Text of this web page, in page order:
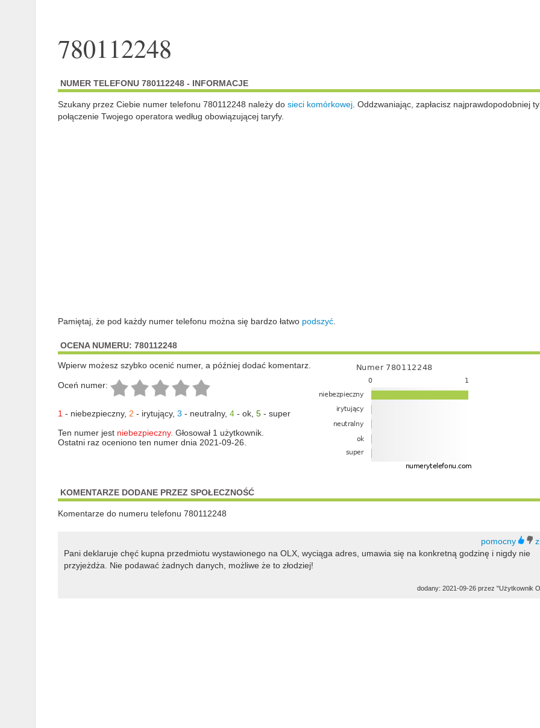
780112248
NUMER TELEFONU 780112248 - INFORMACJE
Szukany przez Ciebie numer telefonu 780112248 należy do sieci komórkowej. Oddzwaniając, zapłacisz najprawdopodobniej
połączenie Twojego operatora według obowiązującej taryfy.
Pamiętaj, że pod każdy numer telefonu można się bardzo łatwo podszyć.
OCENA NUMERU: 780112248
Wpierw możesz szybko ocenić numer, a później dodać komentarz.
Oceń numer:
1- niebezpieczny, 2 - irytujący, 3 - neutralny, 4- ok, 5- super
Ten numer jest niebezpieczny. Głosował 1 użytkownik.
Ostatni raz oceniono ten numer dnia 2021-09-26.
KOMENTARZE DODANE PRZEZ SPOŁECZNOŚĆ
Komentarze do numeru telefonu 780112248
Pani deklaruje chęć kupna przedmiotu wystawionego na OLX, wyciąga adres, umawia się na konkretną godzinę i nigdy nie
przyjeżdża. Nie podawać żadnych danych, możliwe że to złodziej!
dodany: 2021-09-26 przez "Użytkownik